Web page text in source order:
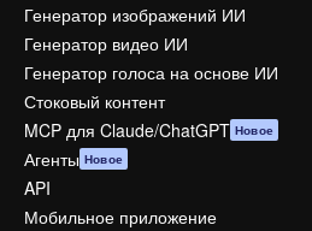
Генератор изображений ИИ
Генератор видео ИИ
Генератор голоса на основе ИИ
Стоковый контент
MCP для Claude/ChatGPT Новое
Агенты Новое
API
Мобильное приложение